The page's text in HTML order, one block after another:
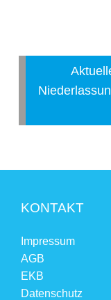
KONTAKT
Impressum
AGB
EKB
Datenschutz